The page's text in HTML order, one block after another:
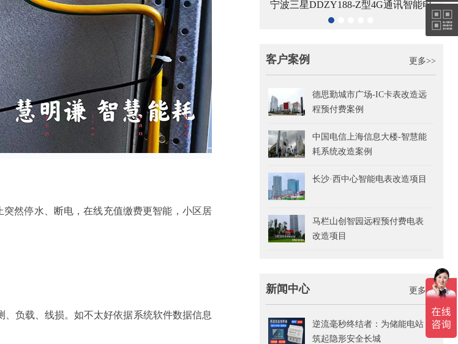
然停水、断电，在线充值缴费更智能，小区居
负载、线损。如不太好依据系统软件数据信息
鑫腾越LXSF电子远传智能水表 宁波三星DDZY188-Z型4G通讯智能电 杭
客户案例 更多>>
德思勤城市广场-IC卡表改造远
程预付费案例
中国电信上海信息大楼-智慧能
耗系统改造案例
长沙·西中心智能电表改造项目
马栏山创智园远程预付费电表
改造项目
新闻中心 更多>>
逆流毫秒终结者：为储能电站
筑起隐形安全长城